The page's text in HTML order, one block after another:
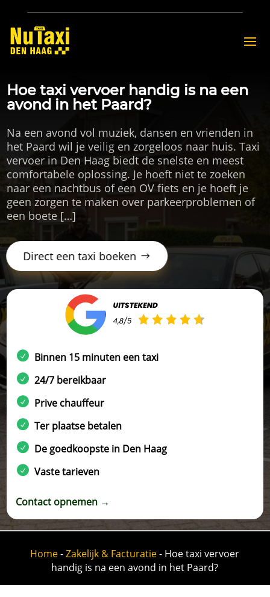
Hoe taxi vervoer handig is na een
avond in het Paard?
Na een avond vol muziek, dansen en vrienden in
het Paard wil je veilig en zorgeloos naar huis. Taxi
vervoer in Den Haag biedt de snelste en meest
comfortabele oplossing. Je hoeft niet te zoeken
naar een nachtbus of een OV fiets en je hoeft je
geen zorgen te maken over parkeerproblemen of
een boete […]
Direct een taxi boeken
Binnen 15 minuten een taxi
24/7 bereikbaar
Prive chauffeur
Ter plaatse betalen
De goedkoopste in Den Haag
Vaste tarieven
Contact opnemen →
Home-Zakelijk & Facturatie- Hoe taxi vervoer
handig is na een avond in het Paard?